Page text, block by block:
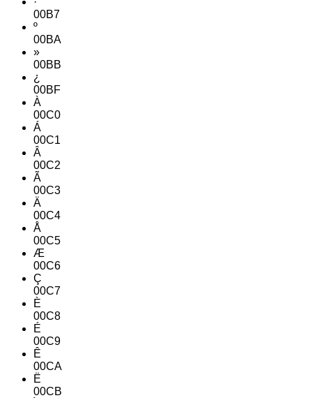
00B7
º
00BA
»
00BB
¿
00BF
À
00C0
Á
00C1
Â
00C2
Ã
00C3
Ä
00C4
Å
00C5
Æ
00C6
Ç
00C7
È
00C8
É
00C9
Ê
00CA
Ë
00CB